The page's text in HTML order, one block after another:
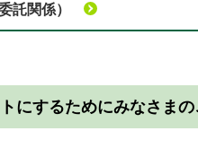
託関係）
にするためにみなさま